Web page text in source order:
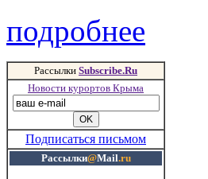
подробнее
Рассылки Subscribe.Ru
Новости курортов Крыма
Подписаться письмом
Рассылки@Mail.ru